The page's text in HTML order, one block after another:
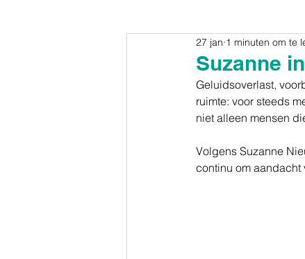
Suzanne
27 jan 1 minuten om te
Geluidsoverlast,
ruimte: voor steeds
niet alleen mensen
Volgens Suzanne
continu om aandacht